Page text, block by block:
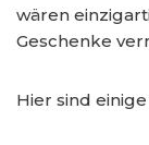
wären
Geschenke
Hier sind